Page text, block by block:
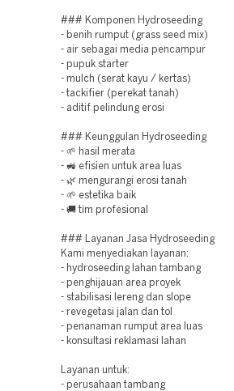
### Komponen Hydroseeding
- benih rumput (grass seed mix)
- air sebagai media pencampur
- pupuk starter
- mulch (serat kayu / kertas)
- tackifier (perekat tanah)
- aditif pelindung erosi
### Keunggulan Hydroseeding
- 🌱 hasil merata
- 🚜 efisien untuk area luas
- 🌿 mengurangi erosi tanah
- 🌱 estetika baik
- 🚚 tim profesional
### Layanan Jasa Hydroseeding
Kami menyediakan layanan:
- hydroseeding lahan tambang
- penghijauan area proyek
- stabilisasi lereng dan slope
- revegetasi jalan dan tol
- penanaman rumput area luas
- konsultasi reklamasi lahan
Layanan untuk:
- perusahaan tambang